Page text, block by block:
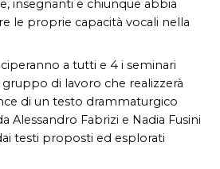
insegnanti e chiunque abbia
le proprie capacità vocali nella
a tutti e 4 i seminari
di lavoro che realizzerà
di un testo drammaturgico
Alessandro Fabrizi e Nadia Fusini
testi proposti ed esplorati